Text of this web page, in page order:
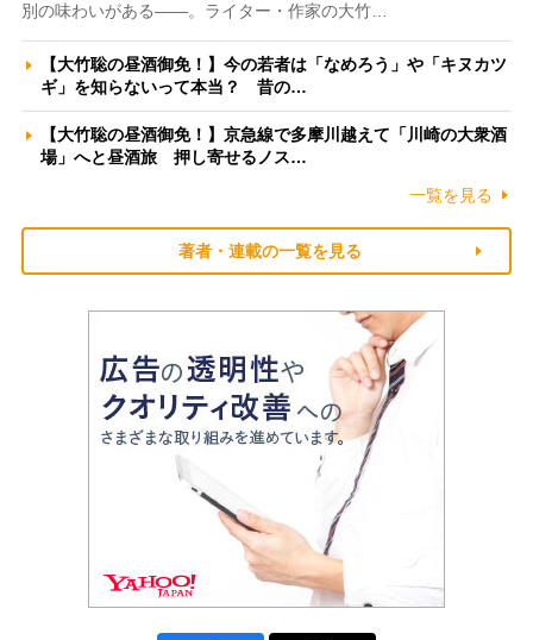
別の味わいがある――。ライター・作家の大竹…
【大竹聡の昼酒御免！】今の若者は「なめろう」や「キヌカツ
ギ」を知らないって本当？ 昔の…
【大竹聡の昼酒御免！】京急線で多摩川越えて「川崎の大衆酒
場」へと昼酒旅 押し寄せるノス…
一覧を見る
著者・連載の一覧を見る